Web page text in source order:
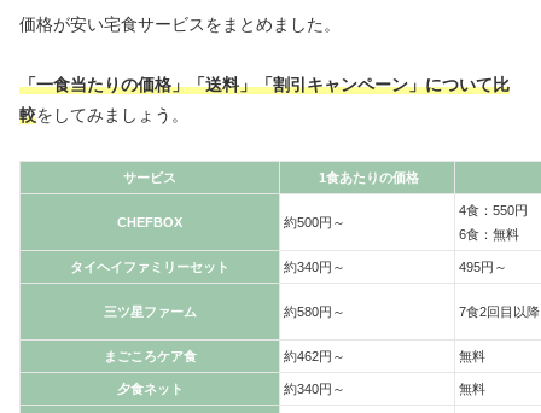
価格が安い宅食サービスをまとめました。
「一食当たりの価格」「送料」「割引キャンペーン」について比
較をしてみましょう。
サービス 1食あたりの価格
CHEFBOX 約500円～
4食：550円
6食：無料
タイヘイファミリーセット 約340円～ 495円～
三ツ星ファーム 約580円～ 7食2回目以
まごころケア食 約462円～ 無料
夕食ネット 約340円～ 無料